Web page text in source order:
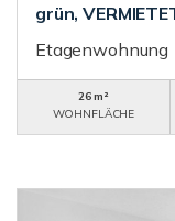
grün,
Etagenwohnung
26 m²
WOHNFLÄCHE